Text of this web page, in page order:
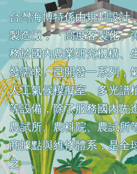
台灣海博特係由規劃設計
製造廠，「高度客製化、
務於國內農業研究機構、
發需求。已開發一系列，
人工氣候模擬室、多光譜
等設備，除了服務國內先
農試所、農科院、農試所
商據點與維修體系，是全
之一。